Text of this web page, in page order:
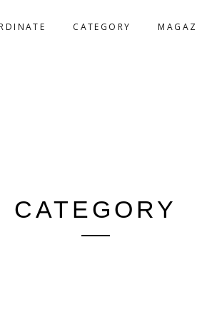
CATEGORY
CATEGORY